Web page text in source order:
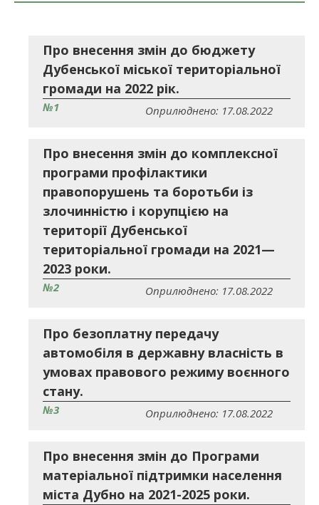
Про внесення змін до бюджету
Дубенської міської територіальної
громади на 2022 рік.
№1 Оприлюднено: 17.08.2022
Про внесення змін до комплексної
програми профілактики
правопорушень та боротьби із
злочинністю і корупцією на
території Дубенської
територіальної громади на 2021—
2023 роки.
№2 Оприлюднено: 17.08.2022
Про безоплатну передачу
автомобіля в державну власність в
умовах правового режиму воєнного
стану.
№3 Оприлюднено: 17.08.2022
Про внесення змін до Програми
матеріальної підтримки населення
міста Дубно на 2021-2025 роки.